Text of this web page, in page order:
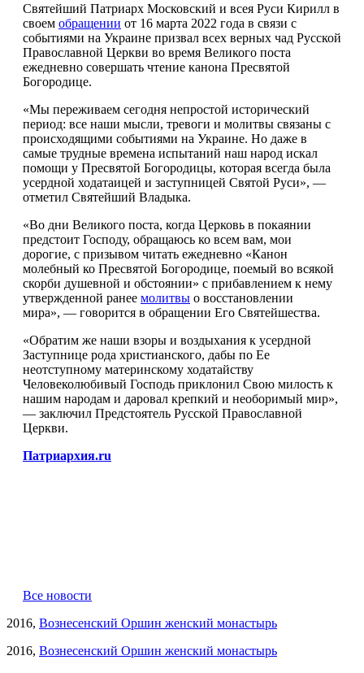
Святейший Патриарх Московский и всея Руси Кирилл в
своем обращении от 16 марта 2022 года в связи с
событиями на Украине призвал всех верных чад Русской
Православной Церкви во время Великого поста
ежедневно совершать чтение канона Пресвятой
Богородице.
«Мы переживаем сегодня непростой исторический
период: все наши мысли, тревоги и молитвы связаны с
происходящими событиями на Украине. Но даже в
самые трудные времена испытаний наш народ искал
помощи у Пресвятой Богородицы, которая всегда была
усердной ходатаицей и заступницей Святой Руси», —
отметил Святейший Владыка.
«Во дни Великого поста, когда Церковь в покаянии
предстоит Господу, обращаюсь ко всем вам, мои
дорогие, с призывом читать ежедневно «Канон
молебный ко Пресвятой Богородице, поемый во всякой
скорби душевной и обстоянии» с прибавлением к нему
утвержденной ранее молитвы о восстановлении
мира», — говорится в обращении Его Святейшества.
«Обратим же наши взоры и воздыхания к усердной
Заступнице рода христианского, дабы по Ее
неотступному материнскому ходатайству
Человеколюбивый Господь приклонил Свою милость к
нашим народам и даровал крепкий и необоримый мир»,
— заключил Предстоятель Русской Православной
Церкви.
Патриархия.ru
Все новости
2016, Вознесенский Оршин женский монастырь
2016, Вознесенский Оршин женский монастырь